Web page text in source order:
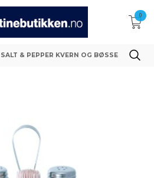
0
SALT & PEPPER KVERN OG BØSSE